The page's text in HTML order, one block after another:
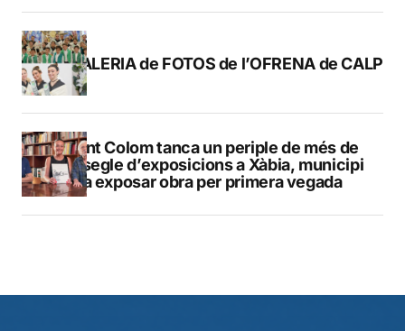
GALERIA de FOTOS de l’OFRENA de CALP
Vicent Colom tanca un periple de més de
mig segle d’exposicions a Xàbia, municipi
on va exposar obra per primera vegada